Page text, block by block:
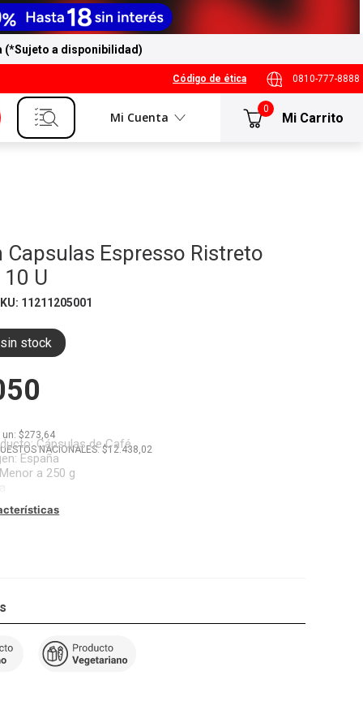
(*Sujeto a disponibilidad)
Código de ética 0810-777-8888
Mi Cuenta
0
Capsulas Espresso Ristreto
U
: 11211205001
stock
un: $273,64
NACIONALES: $12.438,02
:Cápsulas de Café
: España
Menor a 250 g